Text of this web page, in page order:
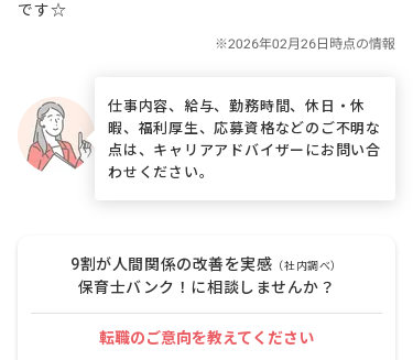
です☆
仕事内容、給与、勤務時間、休日・休
暇、福利厚生、応募資格などのご不明な
点は、キャリアアドバイザーにお問い合
わせください。
9割が人間関係の改善を実感 （社内調べ）
保育士バンク！に相談しませんか？
転職のご意向を教えてください